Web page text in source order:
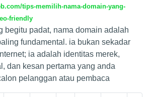
tips-memilih-nama-domain-yang-
friendly
begitu padat, nama domain adalah
fundamental. ia bukan sekadar
ia adalah identitas merek,
dan kesan pertama yang anda
pelanggan atau pembaca